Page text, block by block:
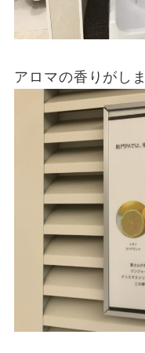
アロマの香りがしま